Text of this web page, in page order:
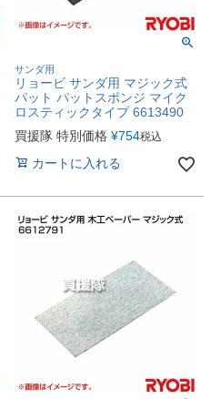
サンダ用
リョービ サンダ用 マジック式
パット パットスポンジ マイク
ロスティックタイプ 6613490
買援隊 特別価格 ¥754税込
カートに入れる